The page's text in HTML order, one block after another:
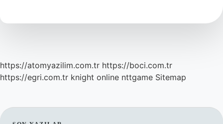
https://atomyazilim.com.tr https://boci.com.tr
https://egri.com.tr knight online nttgame Sitemap